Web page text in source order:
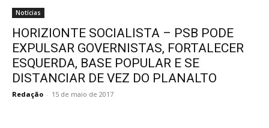
Notícias
HORIZIONTE SOCIALISTA – PSB PODE
EXPULSAR GOVERNISTAS, FORTALECER
ESQUERDA, BASE POPULAR E SE
DISTANCIAR DE VEZ DO PLANALTO
Redação - 15 de maio de 2017